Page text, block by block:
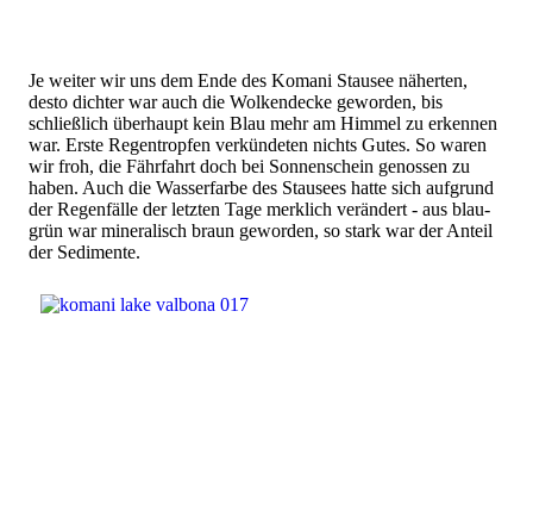
Je weiter wir uns dem Ende des Komani Stausee näherten,
desto dichter war auch die Wolkendecke geworden, bis
schließlich überhaupt kein Blau mehr am Himmel zu erkennen
war. Erste Regentropfen verkündeten nichts Gutes. So waren
wir froh, die Fährfahrt doch bei Sonnenschein genossen zu
haben. Auch die Wasserfarbe des Stausees hatte sich aufgrund
der Regenfälle der letzten Tage merklich verändert - aus blau-
grün war mineralisch braun geworden, so stark war der Anteil
der Sedimente.